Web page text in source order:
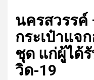
นครสวรร
กระเป๋าแจ
ชุด แก่ผู้ได้
วิด-19